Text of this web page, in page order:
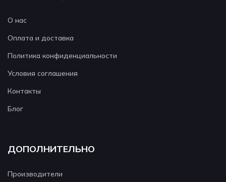
О нас
Оплата и доставка
Политика конфиденциальности
Условия соглашения
Контакты
Блог
ДОПОЛНИТЕЛЬНО
Производители